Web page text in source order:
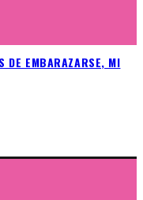
DE EMBARAZARSE, MI